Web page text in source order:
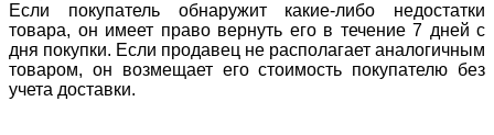
Если покупатель обнаружит какие-либо недостатки
товара, он имеет право вернуть его в течение 7 дней с
дня покупки. Если продавец не располагает аналогичным
товаром, он возмещает его стоимость покупателю без
учета доставки.